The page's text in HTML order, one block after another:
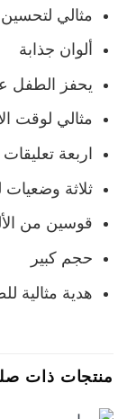
مثالي لتحسين
ألوان جذابة
يحفز الطفل
مثالي لوقت
اربعة
ثلاثة
قوسين من
حجم كبير
هدية مثالية
منتجات ذات